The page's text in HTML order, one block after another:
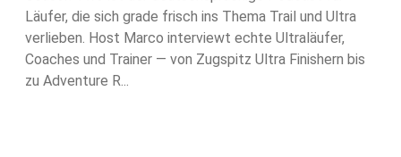
Läufer, die sich grade frisch ins Thema Trail und Ultra
verlieben. Host Marco interviewt echte Ultraläufer,
Coaches und Trainer — von Zugspitz Ultra Finishern bis
zu Adventure R...